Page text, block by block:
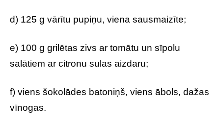
d) 125 g vārītu pupiņu, viena sausmaizīte;
e) 100 g grilētas zivs ar tomātu un sīpolu
salātiem ar citronu sulas aizdaru;
f) viens šokolādes batoniņš, viens ābols, dažas
vīnogas.